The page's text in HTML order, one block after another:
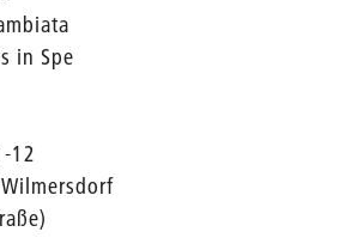
in Spe
12